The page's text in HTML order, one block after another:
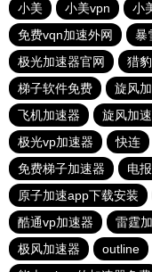
小美
小美vpn 小
免费vqn加速外网
暴
极光加速器官网
猎
梯子软件免费
旋风
飞机加速器
旋风加
极光vp加速器
快连
免费梯子加速器
电
原子加速app下载安装
酷通vp加速器
雷霆
极风加速器
outline